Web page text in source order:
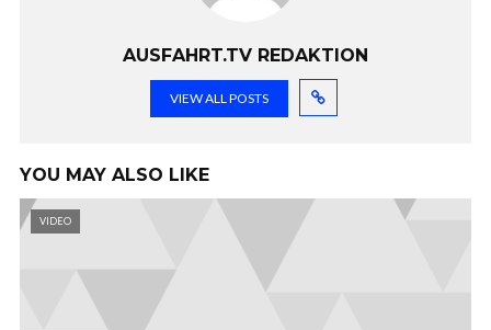
AUSFAHRT.TV REDAKTION
VIEW ALL POSTS
YOU MAY ALSO LIKE
VIDEO